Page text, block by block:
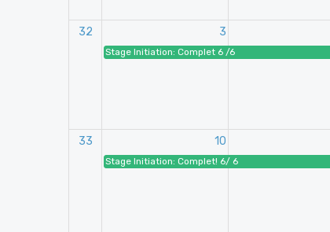
32 3
Stage Initiation: Complet 6 /6
33 10
Stage Initiation: Complet! 6/ 6